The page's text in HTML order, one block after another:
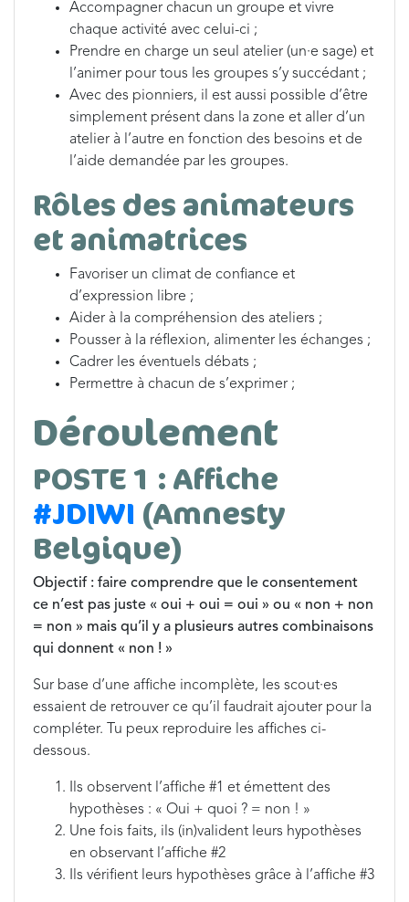
Accompagner chacun un groupe et vivre
chaque activité avec celui-ci ;
Prendre en charge un seul atelier (un·e sage) et
l’animer pour tous les groupes s’y succédant ;
Avec des pionniers, il est aussi possible d’être
simplement présent dans la zone et aller d’un
atelier à l’autre en fonction des besoins et de
l’aide demandée par les groupes.
Rôles des animateurs
et animatrices
Favoriser un climat de confiance et
d’expression libre ;
Aider à la compréhension des ateliers ;
Pousser à la réflexion, alimenter les échanges ;
Cadrer les éventuels débats ;
Permettre à chacun de s’exprimer ;
Déroulement
POSTE 1 : Affiche
#JDIWI (Amnesty
Belgique)
Objectif : faire comprendre que le consentement
ce n’est pas juste « oui + oui = oui » ou « non + non
= non » mais qu’il y a plusieurs autres combinaisons
qui donnent « non ! »
Sur base d’une affiche incomplète, les scout·es
essaient de retrouver ce qu’il faudrait ajouter pour la
compléter. Tu peux reproduire les affiches ci-
dessous.
Ils observent l’affiche #1 et émettent des
hypothèses : « Oui + quoi ? = non ! »
Une fois faits, ils (in)valident leurs hypothèses
en observant l’affiche #2
Ils vérifient leurs hypothèses grâce à l’affiche #3